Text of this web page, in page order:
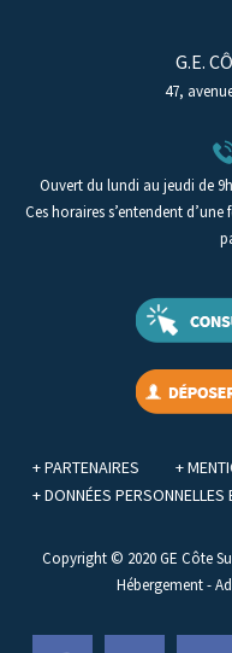
G.E.
47,
Ouvert du lundi au jeudi de
Ces horaires s’entendent
+ PARTENAIRES
+
+ DONNÉES PERSONNELLES
Copyright © 2020 GE Côte
Hébergement -